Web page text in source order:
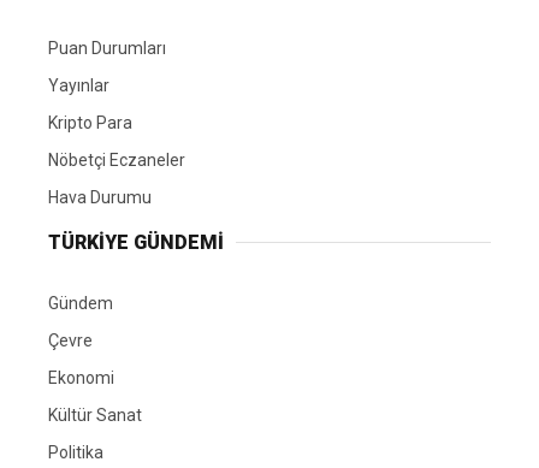
Puan Durumları
Yayınlar
Kripto Para
Nöbetçi Eczaneler
Hava Durumu
TÜRKIYE GÜNDEMI
Gündem
Çevre
Ekonomi
Kültür Sanat
Politika